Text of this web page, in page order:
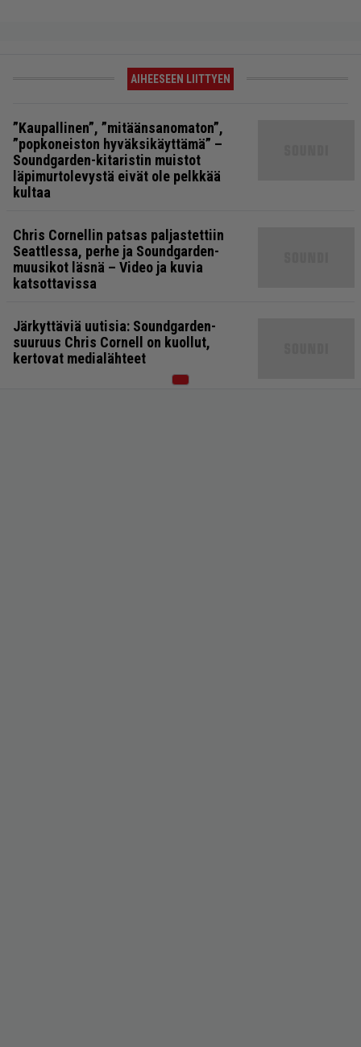
AIHEESEEN LIITTYEN
”Kaupallinen”, ”mitäänsanomaton”,
”popkoneiston hyväksikäyttämä” –
Soundgarden-kitaristin muistot
läpimurtolevystä eivät ole pelkkää
kultaa
Chris Cornellin patsas paljastettiin
Seattlessa, perhe ja Soundgarden-
muusikot läsnä – Video ja kuvia
katsottavissa
Järkyttäviä uutisia: Soundgarden-
suuruus Chris Cornell on kuollut,
kertovat medialähteet